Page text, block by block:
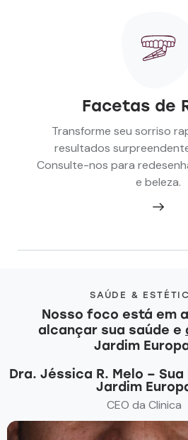
Facetas de
Transforme seu sorriso
resultados
Consulte-nos para
e beleza.
SAÚDE &
Nosso foco está em
alcançar sua saúde e
Jardim
Dra. Jéssica R. Melo –
Jardim
CEO da Clinica